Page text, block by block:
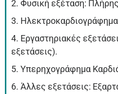
2. Φυσική εξέταση:
3. Ηλεκτροκαρδιογράφημα
4. Εργαστηριακές
εξετάσεις).
5. Υπερηχογράφημα
6. Άλλες εξετάσεις: